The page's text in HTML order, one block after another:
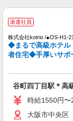
年始
月）
契約社員
大阪城南ケアセンタ
派遣社員
株式会社kotrio /●OS-H1-
◆まるで高級ホテル
者住宅◆手厚いサポ
谷町四丁目駅＊高
時給1550円
大阪市中央区